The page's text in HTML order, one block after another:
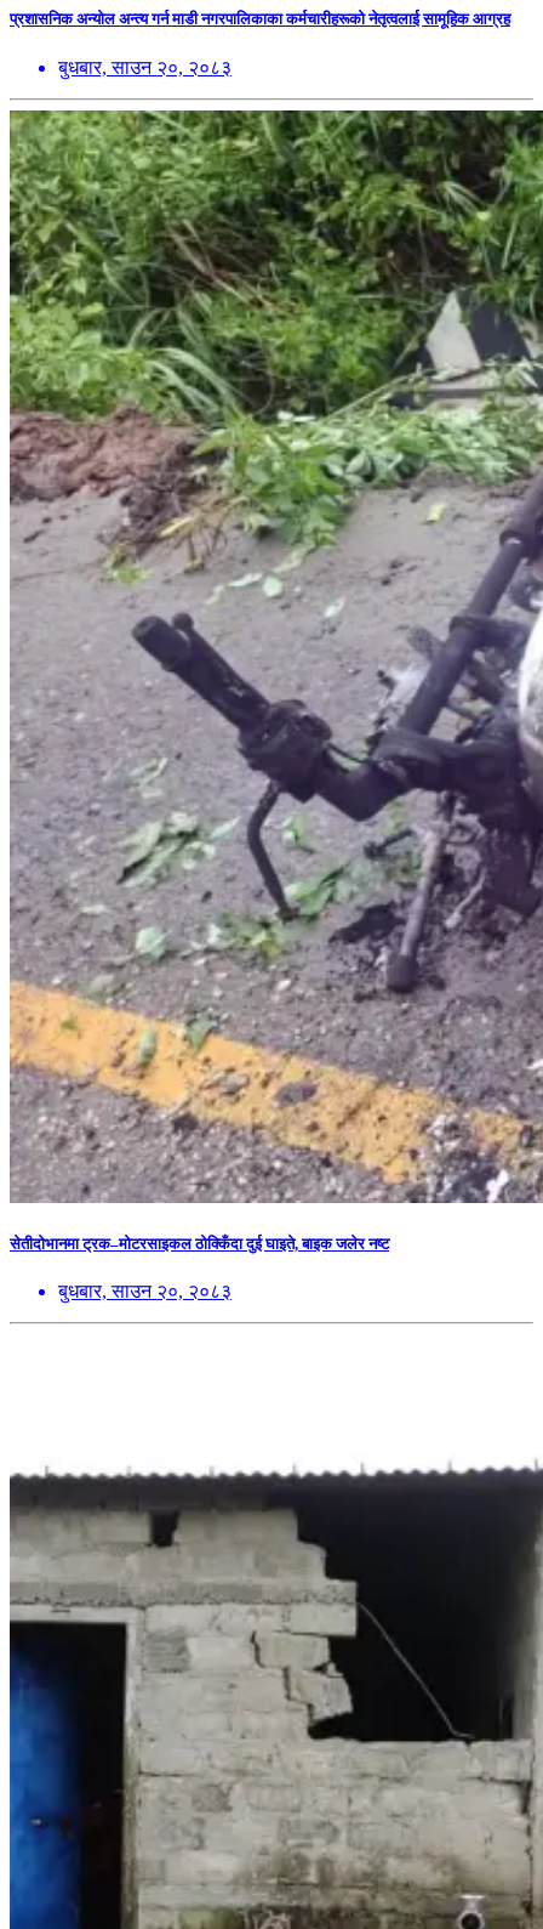
प्रशासनिक अन्योल अन्त्य गर्न माडी नगरपालिकाका कर्मचारीहरूको नेतृत्वलाई सामूहिक आग्रह
बुधबार, साउन २०, २०८३
सेतीदोभानमा ट्रक–मोटरसाइकल ठोक्किँदा दुई घाइते, बाइक जलेर नष्ट
बुधबार, साउन २०, २०८३